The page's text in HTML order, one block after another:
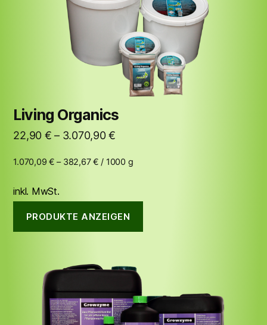
Living Organics
22,90 € – 3.070,90€
1.070,09 € – 382,67€ / 1000 g
inkl. MwSt.
PRODUKTE ANZEIGEN